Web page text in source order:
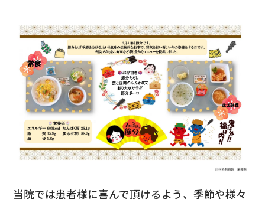
病院概要
当院のあゆみ
沿革
診療実績
当院では患者様に喜んで頂けるよう、季節や様々